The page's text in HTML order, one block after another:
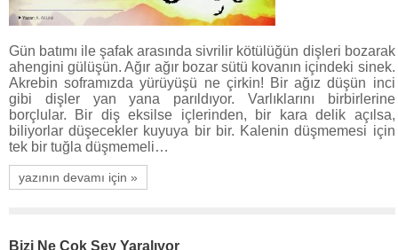
Gün batımı ile şafak arasında sivrilir kötülüğün dişleri bozarak
ahengini gülüşün. Ağır ağır bozar sütü kovanın içindeki sinek.
Akrebin soframızda yürüyüşü ne çirkin! Bir ağız düşün inci
gibi dişler yan yana parıldıyor. Varlıklarını birbirlerine
borçlular. Bir diş eksilse içlerinden, bir kara delik açılsa,
biliyorlar düşecekler kuyuya bir bir. Kalenin düşmemesi için
tek bir tuğla düşmemeli…
yazının devamı için »
Bizi Ne Çok Şey Yaralıyor